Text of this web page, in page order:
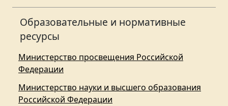
Образовательные и нормативные
ресурсы
Министерство просвещения Российской
Федерации
Министерство науки и высшего образования
Российской Федерации